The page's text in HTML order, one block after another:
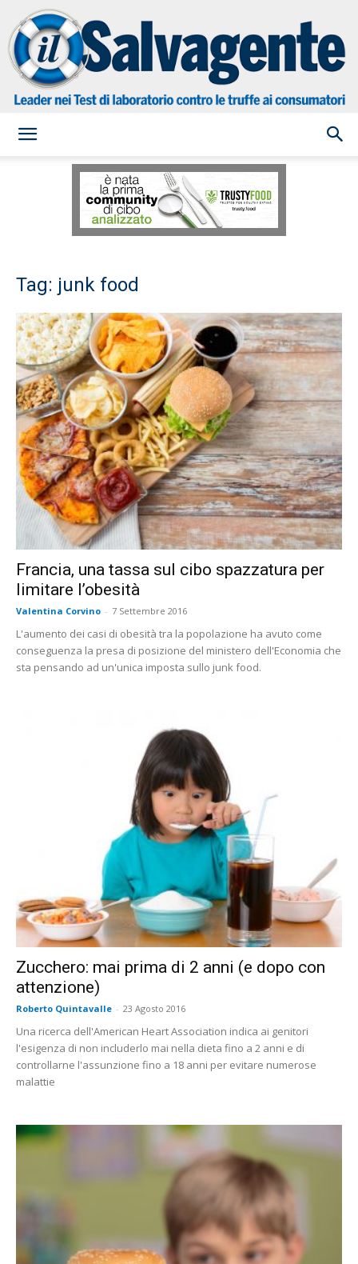
Salvagente
Tag: junk food
Francia, una tassa sul cibo spazzatura per
limitare l’obesità
Valentina Corvino - 7 Settembre 2016
L'aumento dei casi di obesità tra la popolazione ha avuto come
conseguenza la presa di posizione del ministero dell'Economia che
sta pensando ad un'unica imposta sullo junk food.
Zucchero: mai prima di 2 anni (e dopo con
attenzione)
Roberto Quintavalle - 23 Agosto 2016
Una ricerca dell'American Heart Association indica ai genitori
l'esigenza di non includerlo mai nella dieta fino a 2 anni e di
controllarne l'assunzione fino a 18 anni per evitare numerose
malattie